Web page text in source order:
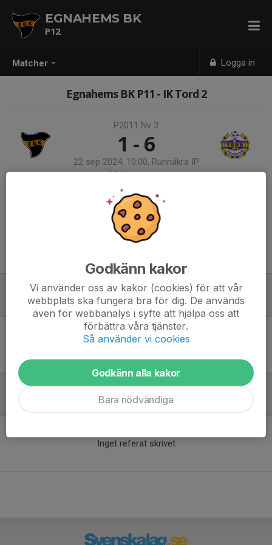
Matcher Logga in
EGNAHEMS BK
P12
Egnahems BK P11 - IK Tord 2
P2011 Nv 3
1 - 6
22 sep 2024, 10:00, Runnåkra IP
11, Huskvarna
Samling 09:00, Runnåkra
Endast kallade kunde anmäla sig till aktiviteten. 2 personer var kallade.
Logga in här
Vänligen svara så snart som möjligt på kallelsen, senast 5 dagar
Laguppställning
Ingen uppställning ifylld
Inget referat skrivet
Godkänn kakor
Vi använder oss av kakor (cookies) för att vår
webbplats ska fungera bra för dig. De används
även för webbanalys i syfte att hjälpa oss att
förbättra våra tjänster.
Så använder vi cookies
Godkänn alla kakor
Bara nödvändiga